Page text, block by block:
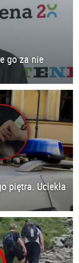
go za nie
piętra. Uciekła